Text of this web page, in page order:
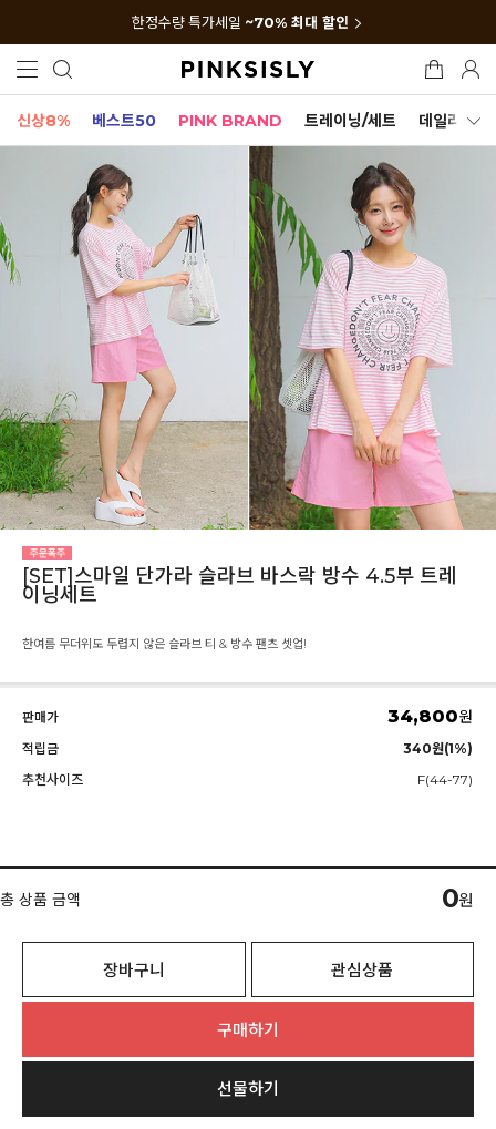
한정수량 특가세일 ~70% 최대 할인
신상8% 베스트50 PINK BRAND 트레이닝/세트 데일리세트
[SET]스마일 단가라 슬라브 바스락 방수 4.5부 트레
이닝세트
한여름 무더위도 두렵지 않은 슬라브 티 & 방수 팬츠 셋업!
판매가 34,800원
적립금
340원(1%)
추천사이즈
F(44-77)
총 상품 금액 0원
장바구니 관심상품
구매하기
선물하기